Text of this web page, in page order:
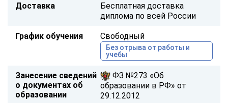
Доставка
Бесплатная доставка
диплома по всей России
График обучения Свободный
Без отрыва от работы и
учебы
Занесение сведений
о документах об
образовании
ФЗ №273 «Об
образовании в РФ» от
29.12.2012